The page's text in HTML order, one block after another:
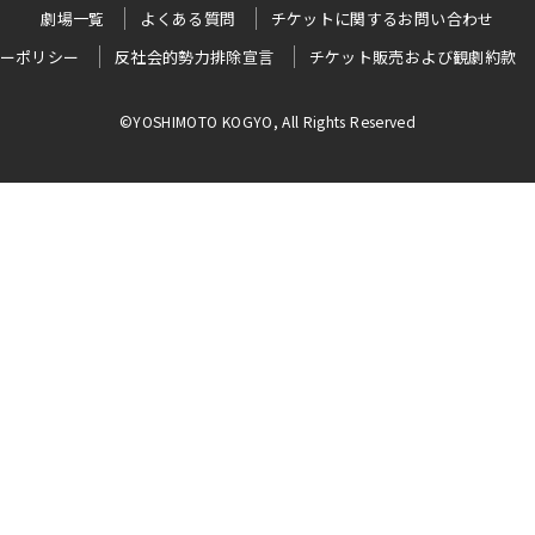
劇場一覧 よくある質問
チケットに関するお問い合わせ
ポリシー
反社会的勢力排除宣言 チケット販売および観劇約款
©YOSHIMOTO KOGYO, All Rights Reserved